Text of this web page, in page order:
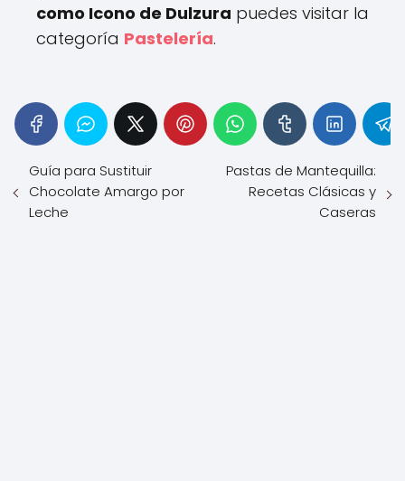
como Icono de Dulzura puedes visitar la
categoría Pastelería.
Guía para Sustituir
Chocolate Amargo por
Leche
Pastas de Mantequilla:
Recetas Clásicas y
Caseras